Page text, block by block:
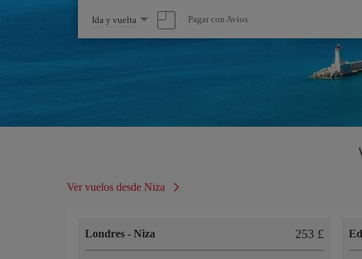
Seleccione
una
opción
Ida y vuelta Pagar con Avios
Ver vuelos desde Niza
Londres - Niza 253 £